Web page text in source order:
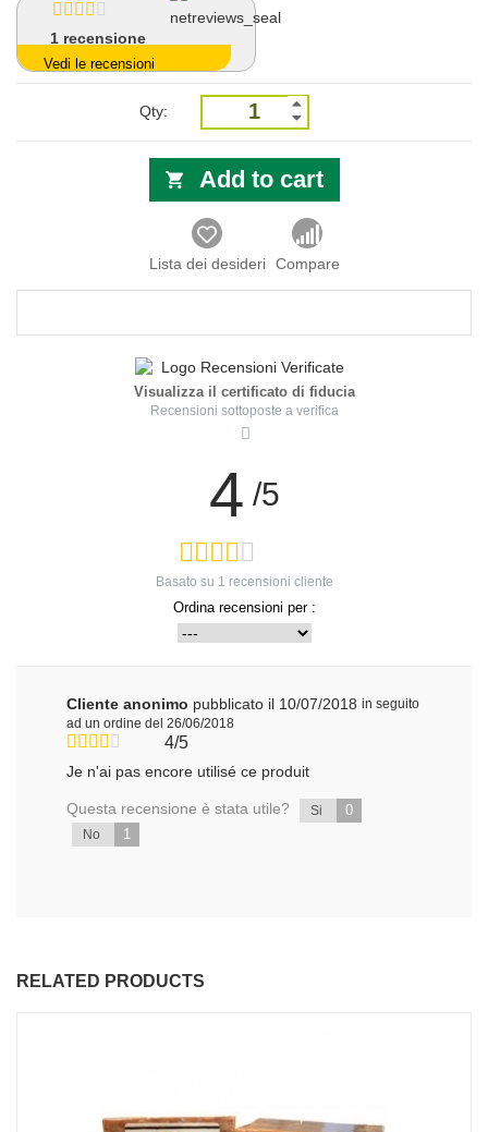
1 recensione
Vedi le recensioni
Qty:
Add to cart
Lista dei desideri Compare
Visualizza il certificato di fiducia
Recensioni sottoposte a verifica
4 /5
Basato su 1 recensioni cliente
Ordina recensioni per :
Cliente anonimo pubblicato il 10/07/2018 in seguito
ad un ordine del 26/06/2018
4/5
Je n'ai pas encore utilisé ce produit
Questa recensione è stata utile? Si 0
No 1
RELATED PRODUCTS